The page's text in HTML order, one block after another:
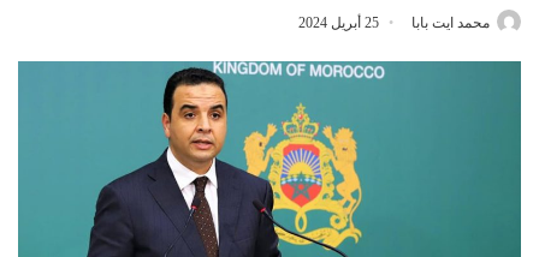
محمد ايت بابا 25 أبريل 2024